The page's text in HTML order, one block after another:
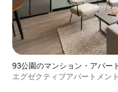
93公園のマンション・アパー
エグゼクティブアパートメン